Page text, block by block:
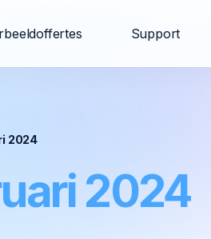
Support
2024
2024